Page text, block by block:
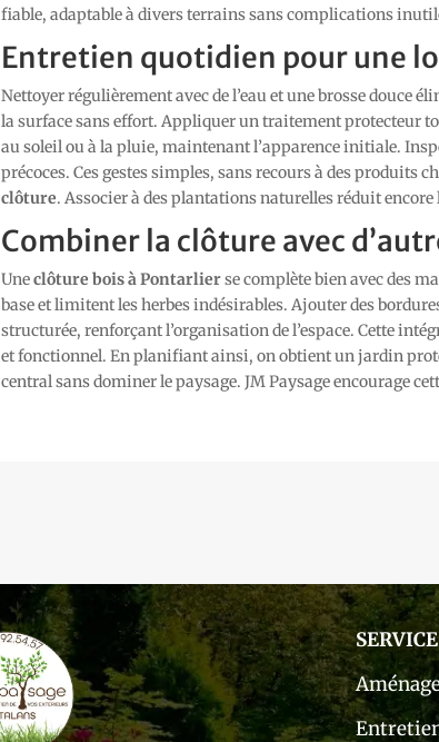
fiable, adaptable à divers terrains sans complications
Entretien quotidien pour une
Nettoyer régulièrement avec de l’eau et une brosse douce
la surface sans effort. Appliquer un traitement protecteur
au soleil ou à la pluie, maintenant l’apparence initiale.
précoces. Ces gestes simples, sans recours à des produits
clôture. Associer à des plantations naturelles réduit
Combiner la clôture avec
Uneclôture bois à Pontarlierse complète bien avec des
base et limitent les herbes indésirables. Ajouter des
structurée, renforçant l’organisation de l’espace. Cette
et fonctionnel. En planifiant ainsi, on obtient un jardin
central sans dominer le paysage. JM Paysage encourage